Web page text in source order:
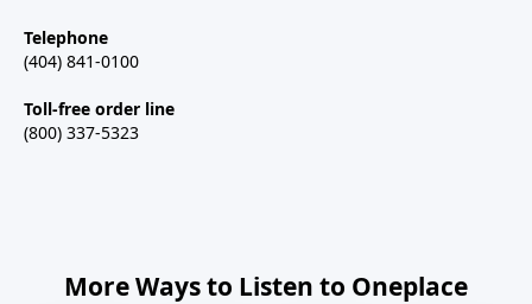
Telephone
(404) 841-0100
Toll-free order line
(800) 337-5323
More Ways to Listen to Oneplace